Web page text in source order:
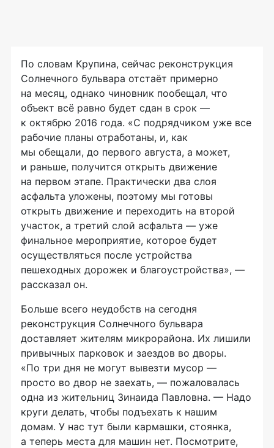
По словам Крупина, сейчас реконструкция
Солнечного бульвара отстаёт примерно
на месяц, однако чиновник пообещал, что
объект всё равно будет сдан в срок —
к октябрю 2016 года. «С подрядчиком уже все
рабочие планы отработаны, и, как
мы обещали, до первого августа, а может,
и раньше, получится открыть движение
на первом этапе. Практически два слоя
асфальта уложены, поэтому мы готовы
открыть движение и переходить на второй
участок, а третий слой асфальта — уже
финальное мероприятие, которое будет
осуществляться после устройства
пешеходных дорожек и благоустройства», —
рассказал он.
Больше всего неудобств на сегодня
реконструкция Солнечного бульвара
доставляет жителям микрорайона. Их лишили
привычных парковок и заездов во дворы.
«По три дня не могут вывезти мусор —
просто во двор не заехать, — пожаловалась
одна из жительниц Зинаида Павловна. — Надо
круги делать, чтобы подъехать к нашим
домам. У нас тут были кармашки, стоянка,
а теперь места для машин нет. Посмотрите,